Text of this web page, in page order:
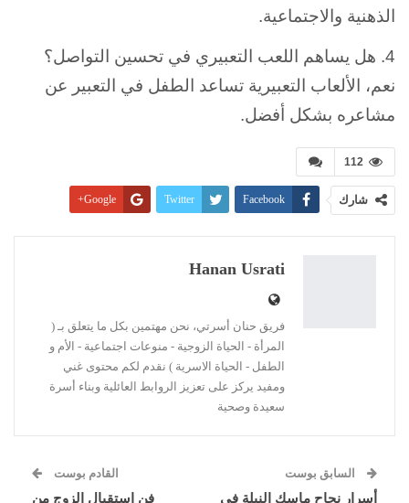
الذهنية والاجتماعية.
4. هل يساهم اللعب التعبيري في تحسين التواصل؟
نعم، الألعاب التعبيرية تساعد الطفل في التعبير عن
مشاعره بشكل أفضل.
112
شارك Facebook
Twitter
Google+
Linkedin
Hanan Usrati
فريق حنان أسرتي، نحن مهتمين بكل ما يتعلق بـ (
المرأة - الحياة الزوجية - منوعات اجتماعية - الأم و
الطفل - الحياة الاسرية ) نقدم لكم محتوى غني
ومفيد يركز على تعزيز الروابط العائلية وبناء أسرة
سعيدة وصحية
السابق بوست
أسرار نجاح ماسك النيلة في
القادم بوست
فن استقبال الزوج من